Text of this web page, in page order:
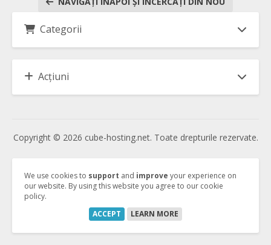
Categorii
Acțiuni
Copyright © 2026 cube-hosting.net. Toate drepturile rezervate.
Vertrag kündigen
We use cookies to support and improve your experience on
our website. By using this website you agree to our cookie
policy.
ACCEPT
LEARN MORE